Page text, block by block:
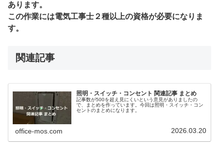
あります。
この作業には電気工事士２種以上の資格が必要になりま
す。
関連記事
照明・スイッチ・コンセント 関連記事 まとめ
記事数が500を超え見にくいという意見がありましたの
で、まとめを作っています。今回は照明・スイッチ・コン
セントのまとめになります。
office-mos.com 2026.03.20